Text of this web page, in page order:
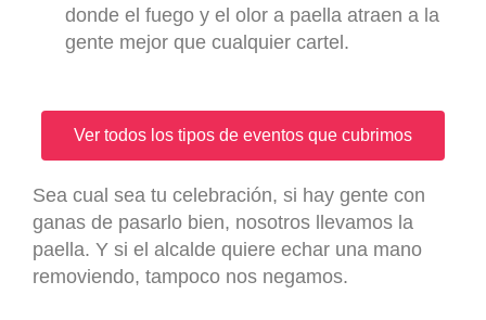
donde el fuego y el olor a paella atraen a la
gente mejor que cualquier cartel.
Ver todos los tipos de eventos que cubrimos
Sea cual sea tu celebración, si hay gente con
ganas de pasarlo bien, nosotros llevamos la
paella. Y si el alcalde quiere echar una mano
removiendo, tampoco nos negamos.